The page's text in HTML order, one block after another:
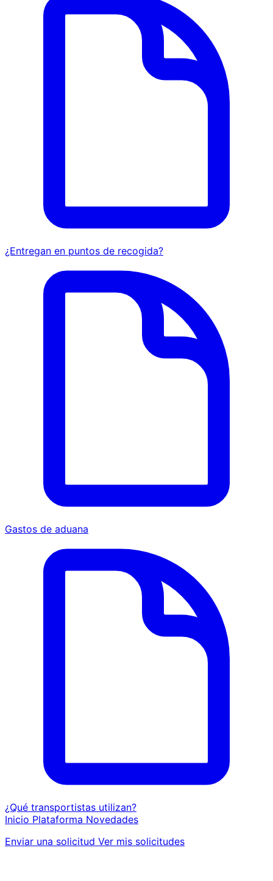
¿Entregan en puntos de recogida?
Gastos de aduana
¿Qué transportistas utilizan?
Inicio Plataforma Novedades
Enviar una solicitud Ver mis solicitudes